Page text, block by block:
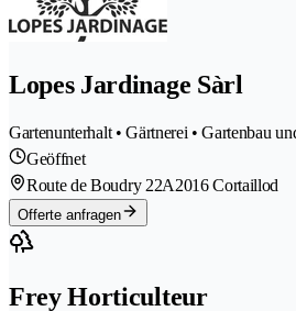
Lopes Jardinage Sàrl
Gartenunterhalt • Gärtnerei • Gartenbau
Geöffnet
Route de Boudry 22A2016 Cortaillod
Offerte anfragen
Frey Horticulteur